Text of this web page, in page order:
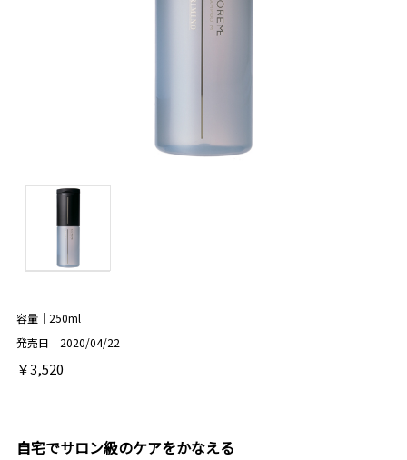
容量｜250ml
発売日｜2020/04/22
￥3,520
自宅でサロン級のケアをかなえる